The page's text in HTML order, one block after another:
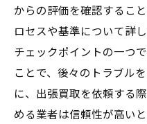
からの評価を確認するこ
ロセスや基準について詳
チェックポイントの一つ
ことで、後々のトラブル
に、出張買取を依頼する
める業者は信頼性が高いと